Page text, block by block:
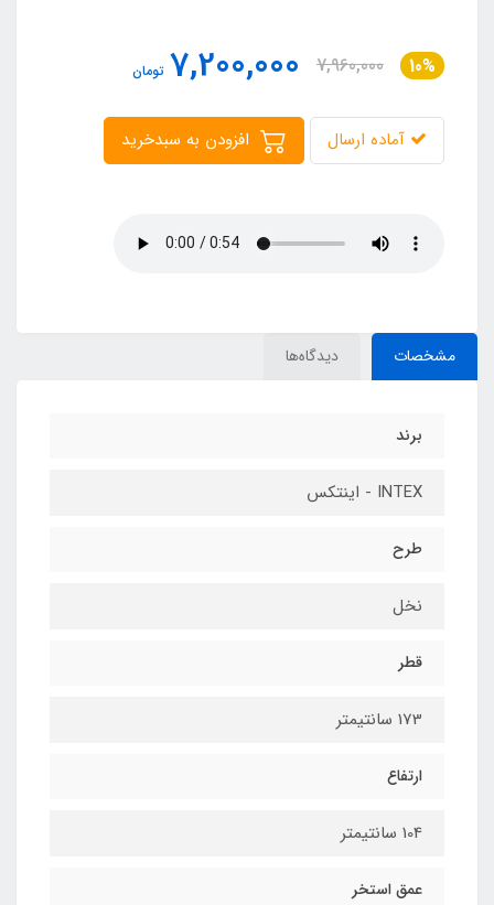
10%
7,960,000
7,200,000 تومان
آماده ارسال
مشخصات دیدگاه‌ها
برند
INTEX - اینتکس
طرح
نخل
قطر
173 سانتیمتر
ارتفاع
104 سانتیمتر
عمق استخر